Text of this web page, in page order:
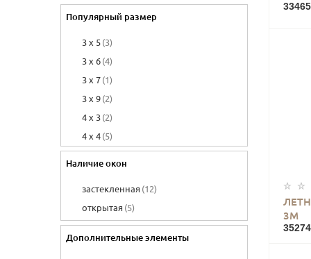
Популярный размер
3 х 5 (3)
3 х 6 (4)
3 х 7 (1)
3 х 9 (2)
4 х 3 (2)
4 х 4 (5)
4 х 8(3)
4 х 9 (2)
Наличие окон
застекленная (12)
открытая (5)
Дополнительные элементы
3М